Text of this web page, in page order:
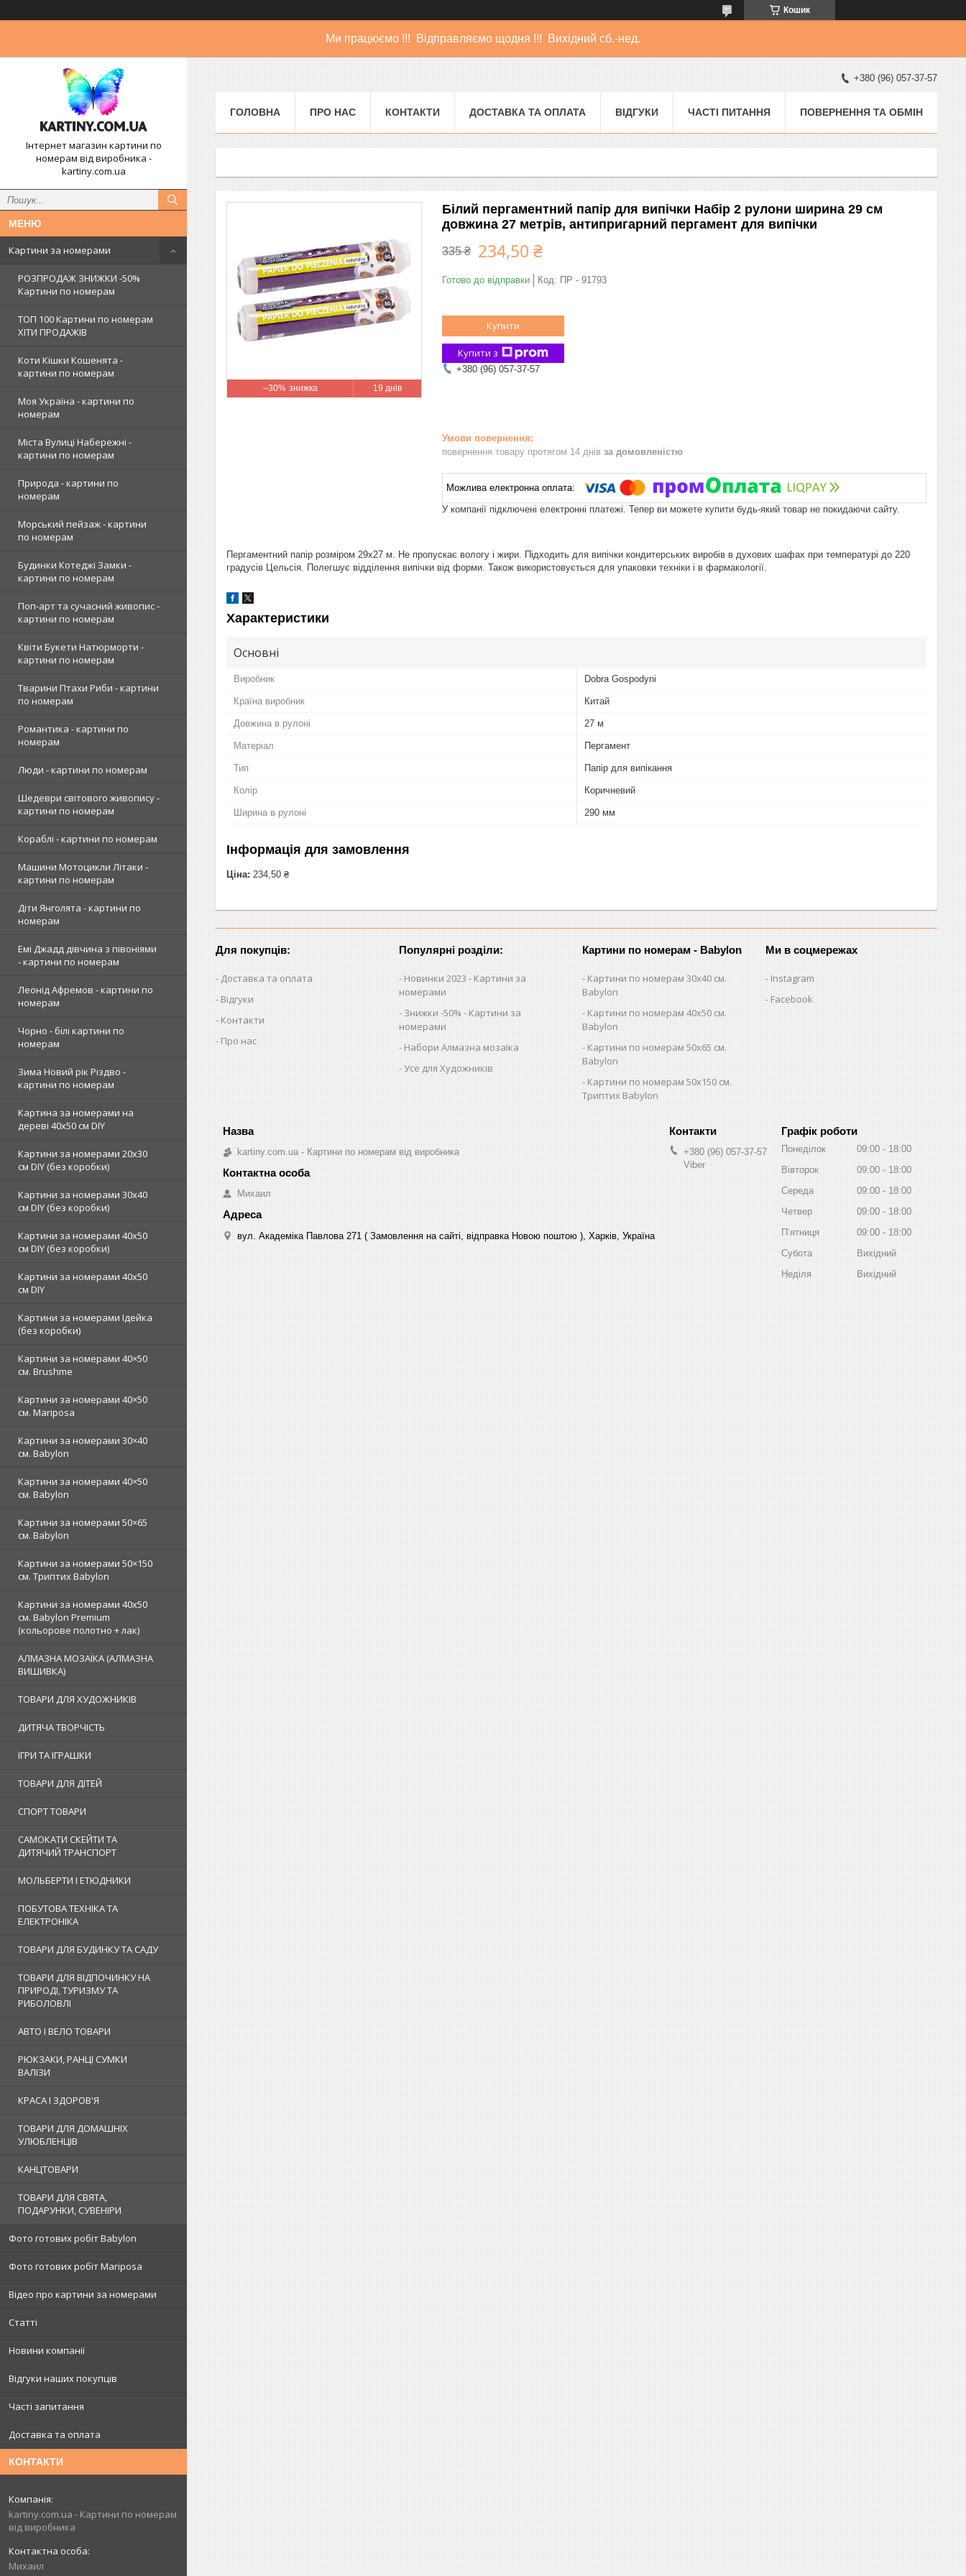
Кошик
Ми працюємо !!! Відправляємо щодня !!! Вихідний сб.-нед.
Інтернет магазин картини по
номерам від виробника -
kartiny.com.ua
Картини за номерами
РОЗПРОДАЖ ЗНИЖКИ -50%
Картини по номерам
ТОП 100 Картини по номерам
ХІТИ ПРОДАЖІВ
Коти Кішки Кошенята -
картини по номерам
Моя Україна - картини по
номерам
Міста Вулиці Набережні -
картини по номерам
Природа - картини по
номерам
Морський пейзаж - картини
по номерам
Будинки Котеджі Замки -
картини по номерам
Поп-арт та сучасний живопис -
картини по номерам
Квіти Букети Натюрморти -
картини по номерам
Тварини Птахи Риби - картини
по номерам
Романтика - картини по
номерам
Люди - картини по номерам
Шедеври світового живопису -
картини по номерам
Кораблі - картини по номерам
Машини Мотоцикли Літаки -
картини по номерам
Діти Янголята - картини по
номерам
Емі Джадд дівчина з півоніями
- картини по номерам
Леонід Афремов - картини по
номерам
Чорно - білі картини по
номерам
Зима Новий рік Різдво -
картини по номерам
Картина за номерами на
дереві 40х50 см DIY
Картини за номерами 20х30
см DIY (без коробки)
Картини за номерами 30х40
см DIY (без коробки)
Картини за номерами 40х50
см DIY (без коробки)
Картини за номерами 40х50
см DIY
Картини за номерами Ідейка
(без коробки)
Картини за номерами 40×50
см. Brushme
Картини за номерами 40×50
см. Mariposa
Картини за номерами 30×40
см. Babylon
Картини за номерами 40×50
см. Babylon
Картини за номерами 50×65
см. Babylon
Картини за номерами 50×150
см. Триптих Babylon
Картини за номерами 40х50
см. Babylon Premium
(кольорове полотно + лак)
АЛМАЗНА МОЗАЇКА (АЛМАЗНА
ВИШИВКА)
ТОВАРИ ДЛЯ ХУДОЖНИКІВ
ДИТЯЧА ТВОРЧІСТЬ
ІГРИ ТА ІГРАШКИ
ТОВАРИ ДЛЯ ДІТЕЙ
СПОРТ ТОВАРИ
САМОКАТИ СКЕЙТИ ТА
ДИТЯЧИЙ ТРАНСПОРТ
МОЛЬБЕРТИ І ЕТЮДНИКИ
ПОБУТОВА ТЕХНІКА ТА
ЕЛЕКТРОНІКА
ТОВАРИ ДЛЯ БУДИНКУ ТА САДУ
ТОВАРИ ДЛЯ ВІДПОЧИНКУ НА
ПРИРОДІ, ТУРИЗМУ ТА
РИБОЛОВЛІ
АВТО І ВЕЛО ТОВАРИ
РЮКЗАКИ, РАНЦІ СУМКИ
ВАЛІЗИ
КРАСА І ЗДОРОВ'Я
ТОВАРИ ДЛЯ ДОМАШНІХ
УЛЮБЛЕНЦІВ
КАНЦТОВАРИ
ТОВАРИ ДЛЯ СВЯТА,
ПОДАРУНКИ, СУВЕНІРИ
Фото готових робіт Babylon
Фото готових робіт Mariposa
Відео про картини за номерами
Статті
Новини компанії
Відгуки наших покупців
Часті запитання
Доставка та оплата
КОНТАКТИ
kartiny.com.ua - Картини по номерам
від виробника
Михаил
+380 (96) 057-37-57
ГОЛОВНА ПРО НАС КОНТАКТИ ДОСТАВКА ТА ОПЛАТА ВІДГУКИ ЧАСТІ ПИТАННЯ ПОВЕРНЕННЯ ТА ОБМІН
–30% 19 днів
Білий пергаментний папір для випічки Набір 2 рулони ширина 29 см
довжина 27 метрів, антипригарний пергамент для випічки
335 ₴ 234,50 ₴
Готово до відправки Код: ПР - 91793
Купити
Купити з
+380 (96) 057-37-57
повернення товару протягом 14 днів за домовленістю
У компанії підключені електронні платежі. Тепер ви можете купити будь-який товар не покидаючи сайту.
Пергаментний папір розміром 29х27 м. Не пропускає вологу і жири. Підходить для випічки кондитерських виробів в духових шафах при температурі до 220
градусів Цельсія. Полегшує відділення випічки від форми. Також використовується для упаковки техніки і в фармакології.
Характеристики
Основні
Виробник Dobra Gospodyni
Країна виробник Китай
Довжина в рулоні 27 м
Матеріал Пергамент
Тип Папір для випікання
Колір Коричневий
Ширина в рулоні 290 мм
Інформація для замовлення
Ціна: 234,50 ₴
Для покупців:
Доставка та оплата
Відгуки
Контакти
Про нас
Популярні розділи:
Новинки 2023 - Картини за
номерами
Знижки -50% - Картини за
номерами
Набори Алмазна мозаїка
Усе для Художників
Картини по номерам - Babylon
Картини по номерам 30х40 см.
Babylon
Картини по номерам 40х50 см.
Babylon
Картини по номерам 50х65 см.
Babylon
Картини по номерам 50х150 см.
Триптих Babylon
Ми в соцмережах
Instagram
Facebook
kartiny.com.ua - Картини по номерам від виробника
Михаил
вул. Академіка Павлова 271 ( Замовлення на сайті, відправка Новою поштою ), Харків, Україна
+380 (96) 057-37-57
Viber
Графік роботи
Понеділок 09:00
18:00
Вівторок
09:00
18:00
Середа
09:00
18:00
Четвер
09:00
18:00
Пʼятниця
09:00
18:00
Субота
Вихідний
Неділя
Вихідний